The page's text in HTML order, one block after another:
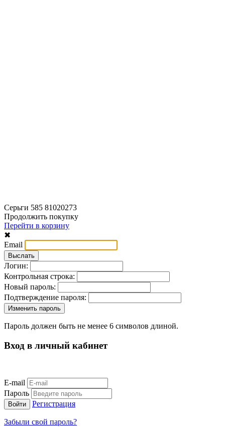
Серьги 585 81020273
Продолжить покупку
Перейти в корзину
✖
Email
Логин:
Контрольная строка:
Новый пароль:
Подтверждение пароля:
Пароль должен быть не менее 6 символов длиной.
Вход в личный кабинет
E-mail
Пароль
Регистрация
Забыли свой пароль?